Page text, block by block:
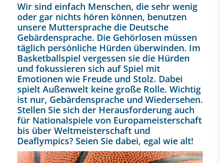
Wir sind einfach Menschen, die sehr wenig
oder gar nichts hören können, benutzen
unsere Muttersprache die Deutsche
Gebärdensprache. Die Gehörlosen müssen
täglich persönliche Hürden überwinden. Im
Basketballspiel vergessen sie die Hürden
und fokussieren sich auf Spiel mit
Emotionen wie Freude und Stolz. Dabei
spielt Außenwelt keine große Rolle. Wichtig
ist nur, Gebärdensprache und Wiedersehen.
Stellen Sie sich der Herausforderung auch
für Nationalspiele von Europameisterschaft
bis über Weltmeisterschaft und
Deaflympics? Seien Sie dabei, egal wie alt!